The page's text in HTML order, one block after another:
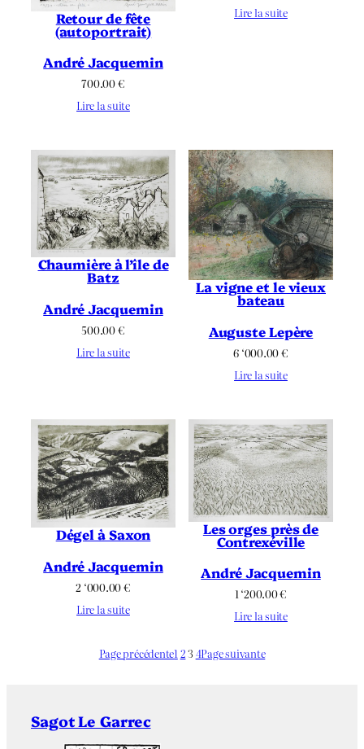
Retour de fête
(autoportrait)
André Jacquemin
700.00€
Lire la suite
Lire la suite
Chaumière à l’île de
Batz
André Jacquemin
500.00€
Lire la suite
La vigne et le vieux
bateau
Auguste Lepère
6 ‘000.00€
Lire la suite
Dégel à Saxon
André Jacquemin
2 ‘000.00€
Lire la suite
Les orges près de
Contrexéville
André Jacquemin
1 ‘200.00€
Lire la suite
Page précédente123 4Page suivante
Sagot Le Garrec